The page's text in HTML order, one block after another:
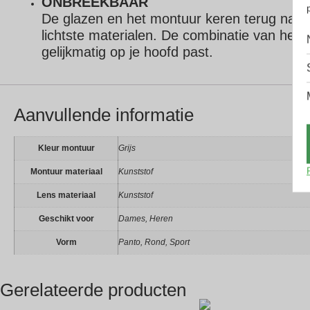
De glazen en het montuur keren terug
lichtste materialen. De combinatie van het
gelijkmatig op je hoofd past.
Aanvullende informatie
Kleur montuur Grijs
Montuur materiaal Kunststof
Lens materiaal Kunststof
Geschikt voor Dames, Heren
Vorm Panto, Rond, Sport
Gerelateerde producten